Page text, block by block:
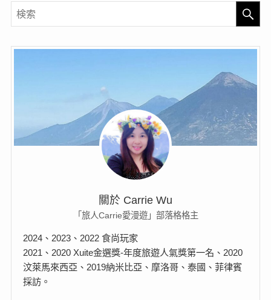
關於 Carrie Wu
「旅人Carrie愛漫遊」部落格格主
2024、2023、2022 食尚玩家
2021、2020 Xuite金選獎-年度旅遊人氣獎第一名、2020
汶萊馬來西亞、2019納米比亞、摩洛哥、泰國、菲律賓
採訪。